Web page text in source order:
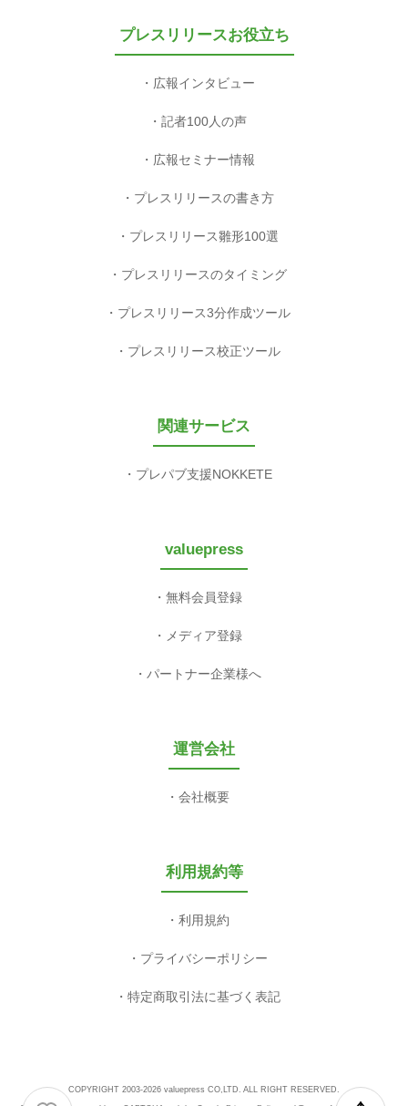
プレスリリースお役立ち
広報インタビュー
記者100人の声
広報セミナー情報
プレスリリースの書き方
プレスリリース雛形100選
プレスリリースのタイミング
プレスリリース3分作成ツール
プレスリリース校正ツール
関連サービス
プレパブ支援NOKKETE
valuepress
無料会員登録
メディア登録
パートナー企業様へ
運営会社
会社概要
利用規約等
利用規約
プライバシーポリシー
特定商取引法に基づく表記
COPYRIGHT 2003-2026 valuepress CO,LTD. ALL RIGHT RESERVED.